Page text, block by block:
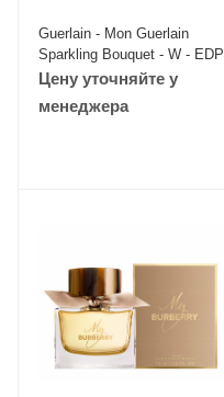
Guerlain - Mon Guerlain
Sparkling Bouquet - W - EDP
Цену уточняйте у
менеджера